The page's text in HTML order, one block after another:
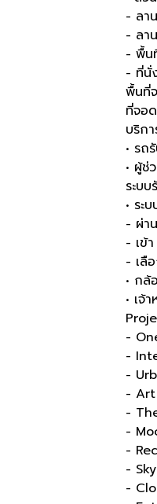
- ลา
- ลา
- พื้น
- ที่นั่
พื้นที่
ที่จอ
บริก
• รถ
• ผู้ช่
ระบ
• ระ
- ผ่า
- เข้
- เลื
• กล้
• เจ้
-
-
-
- Art
-
-
-
-
-